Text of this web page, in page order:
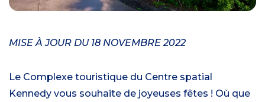
MISE À JOUR DU 18 NOVEMBRE 2022
Le Complexe touristique du Centre spatial
Kennedy vous souhaite de joyeuses fêtes ! Où que